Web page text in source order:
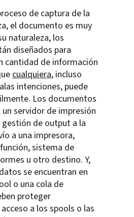
de captura de la
el documento es muy
naturaleza, los
diseñados para
cantidad de información
cualquiera, incluso
intenciones, puede
Los documentos
servidor de impresión
de output a la
a una impresora,
sistema de
u otro destino. Y,
se encuentran en
o una cola de
proteger
a los spools o las